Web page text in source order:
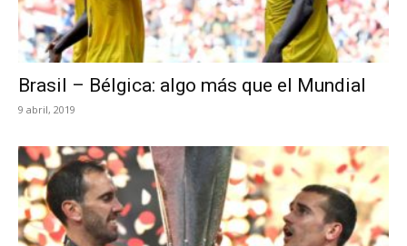
Brasil – Bélgica: algo más que el Mundial
9 abril, 2019